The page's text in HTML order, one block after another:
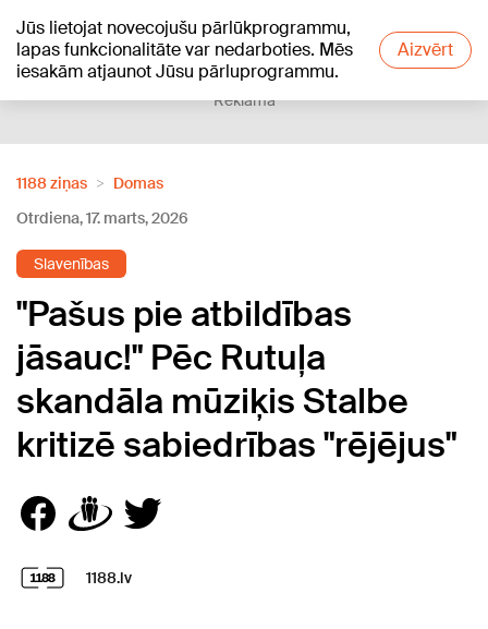
Jūs lietojat novecojušu pārlūkprogrammu,
lapas funkcionalitāte var nedarboties. Mēs
iesakām atjaunot Jūsu pārluprogrammu.
Aizvērt
+19°C
Reklāma
1188 ziņas
Domas
Otrdiena, 17. marts, 2026
Slavenības
"Pašus pie atbildības
jāsauc!" Pēc Rutuļa
skandāla mūziķis Stalbe
kritizē sabiedrības "rējējus"
1188.lv